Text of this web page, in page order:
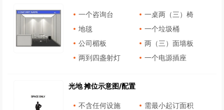
一个咨询台
一桌两（三）椅
地毯
一个垃圾桶
公司楣板
两（三）面墙板
两到四盏射灯
一个电源插座
光地 摊位示意图/配置
不含任何设施
需最小起订面积